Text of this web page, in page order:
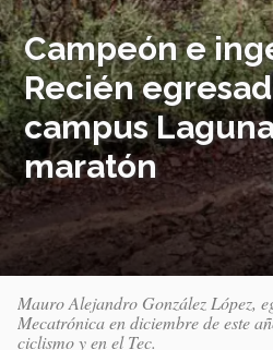
Campeón e
Recién
campus
maratón
Mauro Alejandro González López,
Mecatrónica en diciembre de este
ciclismo y en el Tec.